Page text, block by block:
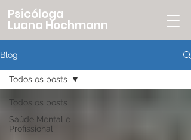
Psicóloga
Luana Hochmann
Blog
Todos os posts
Saúde Mental e
Profissional
Todos os posts